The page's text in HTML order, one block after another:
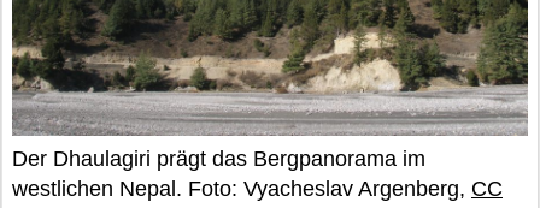
Der Dhaulagiri prägt das Bergpanorama im
westlichen Nepal. Foto: Vyacheslav Argenberg, CC